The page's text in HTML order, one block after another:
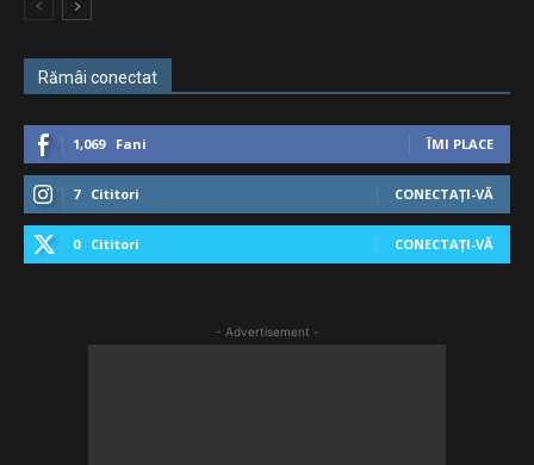
Rămâi conectat
1,069 Fani ÎMI PLACE
7 Cititori CONECTAȚI-VĂ
0 Cititori CONECTAȚI-VĂ
- Advertisement -